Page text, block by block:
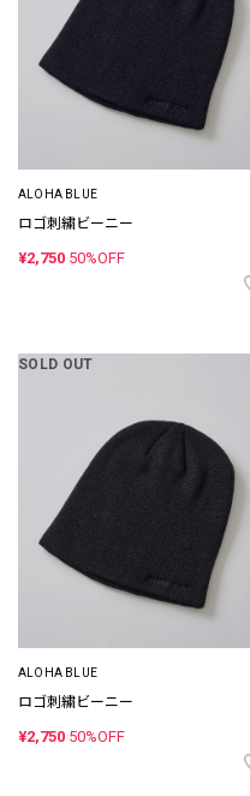
ALOHA BLUE
ロゴ刺繍ビーニー
¥2,750 50%OFF
SOLD OUT
ALOHA BLUE
ロゴ刺繍ビーニー
¥2,750 50%OFF